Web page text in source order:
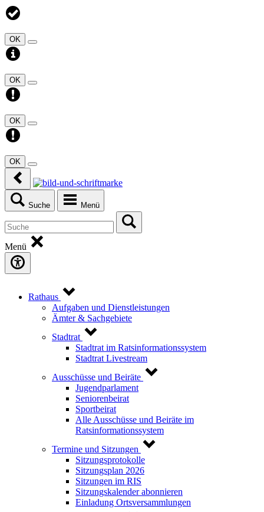
OK
OK
OK
OK
Suche Menü
Menü
Rathaus
Aufgaben und Dienstleistungen
Ämter & Sachgebiete
Stadtrat
Stadtrat im Ratsinformationssystem
Stadtrat Livestream
Ausschüsse und Beiräte
Jugendparlament
Seniorenbeirat
Sportbeirat
Alle Ausschüsse und Beiräte im
Ratsinformationssystem
Termine und Sitzungen
Sitzungsprotokolle
Sitzungsplan 2026
Sitzungen im RIS
Sitzungskalender abonnieren
Einladung Ortsversammlungen